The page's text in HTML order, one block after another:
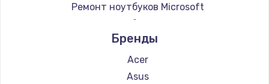
Ремонт ноутбуков Microsoft
Ремонт ноутбуков Alienware
Ремонт ноутбуков Aquarius
Ремонт ноутбуков Gigabyte
Ремонт ноутбуков Aorus
Бренды
Acer
Asus